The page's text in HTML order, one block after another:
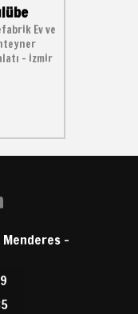
Ev ve
- izmir
Menderes -